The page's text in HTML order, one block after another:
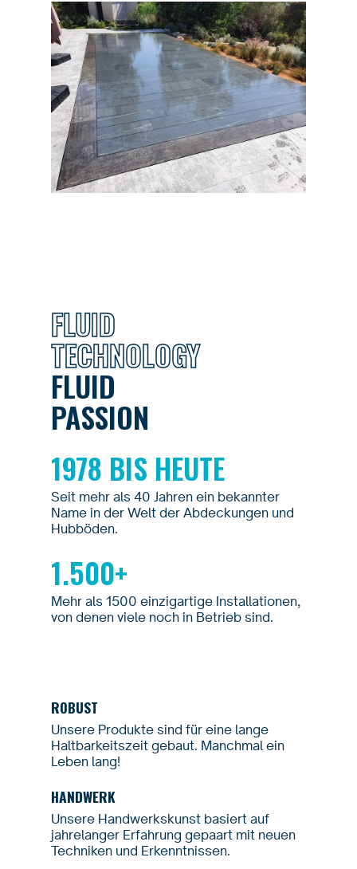
FLUID
TECHNOLOGY
FLUID
PASSION
1978 BIS HEUTE
Seit mehr als 40 Jahren ein bekannter
Name in der Welt der Abdeckungen und
Hubböden.
1.500+
Mehr als 1500 einzigartige Installationen,
von denen viele noch in Betrieb sind.
ROBUST
Unsere Produkte sind für eine lange
Haltbarkeitszeit gebaut. Manchmal ein
Leben lang!
HANDWERK
Unsere Handwerkskunst basiert auf
jahrelanger Erfahrung gepaart mit neuen
Techniken und Erkenntnissen.